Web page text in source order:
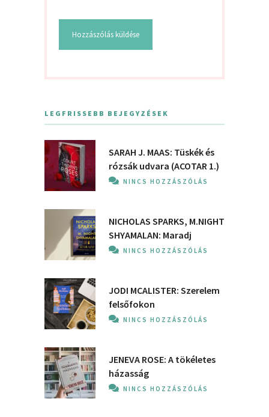
LEGFRISSEBB BEJEGYZÉSEK
SARAH J. MAAS: Tüskék és
rózsák udvara (ACOTAR 1.)
NINCS HOZZÁSZÓLÁS
NICHOLAS SPARKS, M.NIGHT
SHYAMALAN: Maradj
NINCS HOZZÁSZÓLÁS
JODI MCALISTER: Szerelem
felsőfokon
NINCS HOZZÁSZÓLÁS
JENEVA ROSE: A ​tökéletes
házasság
NINCS HOZZÁSZÓLÁS